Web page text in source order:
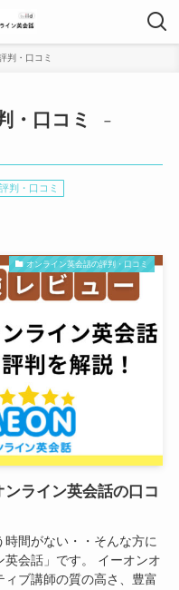
判・口コミ
・口コミ
–
判・口コミ
オンライン英会話の評判・口コミ
ンライン英会話の口コ
間がない・・そんな方に
会話」です。 イーオンオ
ブ講師の質の高さ、豊富